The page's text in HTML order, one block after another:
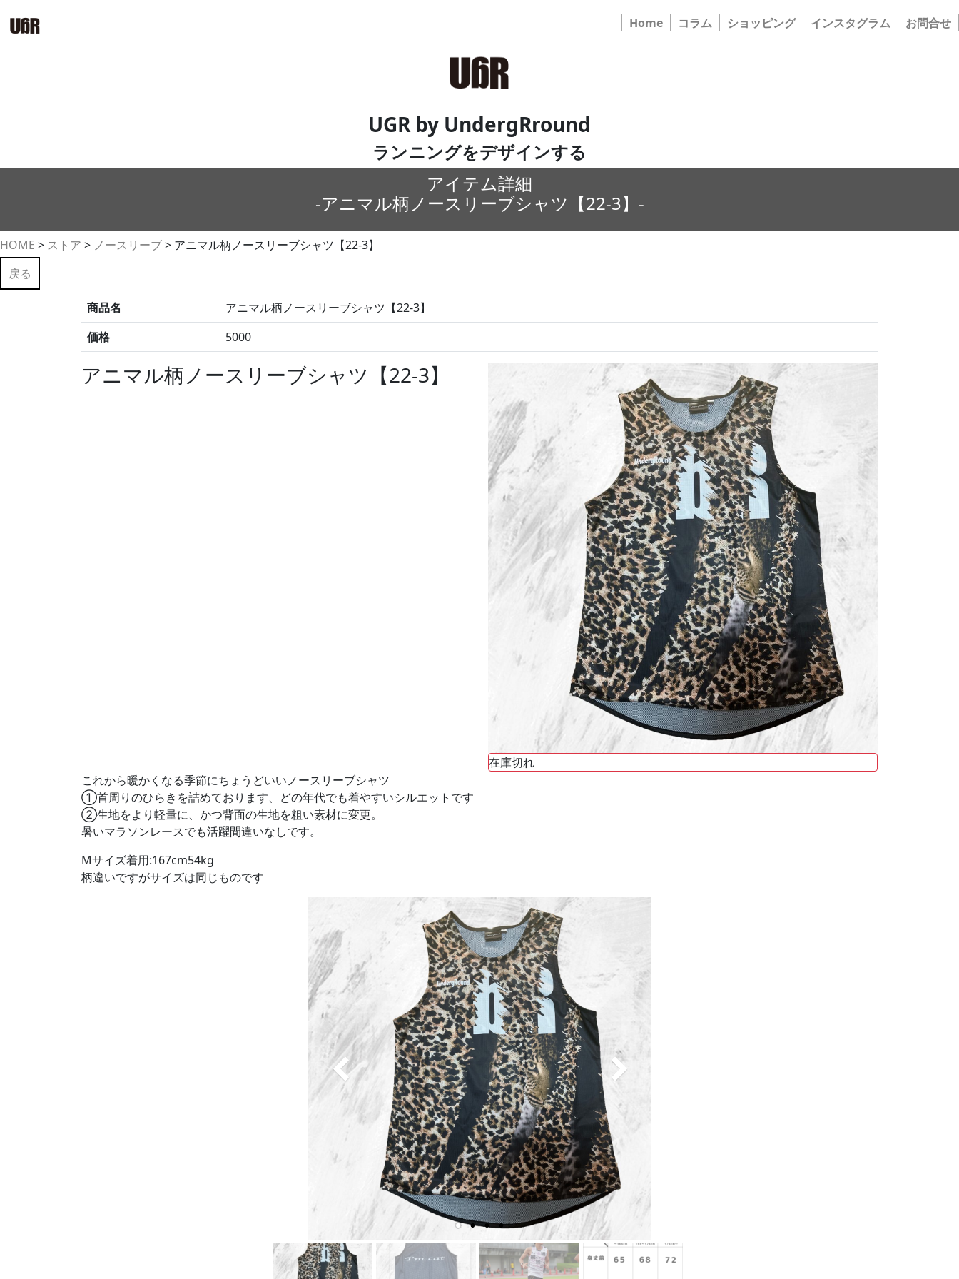
UGR by UndergRround
ランニングをデザインする
Home コラム ショッピング インスタグラム お問合せ
アイテム詳細
-アニマル柄ノースリーブシャツ【22-3】-
HOME > ストア > ノースリーブ> アニマル柄ノースリーブシャツ【22-3】
戻る
商品名
アニマル柄ノースリーブシャツ【22-3】
価格
5000
アニマル柄ノースリーブシャツ【22-3】
在庫切れ
これから暖かくなる季節にちょうどいいノースリーブシャツ
①首周りのひらきを詰めております、どの年代でも着やすいシルエットです
②生地をより軽量に、かつ背面の生地を粗い素材に変更。
暑いマラソンレースでも活躍間違いなしです。
Mサイズ着用:167cm54kg
柄違いですがサイズは同じものです